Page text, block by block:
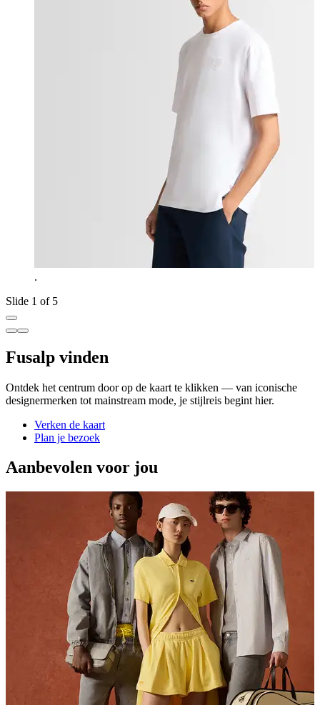
.
Slide 1 of 5
Fusalp vinden
Ontdek het centrum door op de kaart te klikken — van iconische
designermerken tot mainstream mode, je stijlreis begint hier.
Verken de kaart
Plan je bezoek
Aanbevolen voor jou